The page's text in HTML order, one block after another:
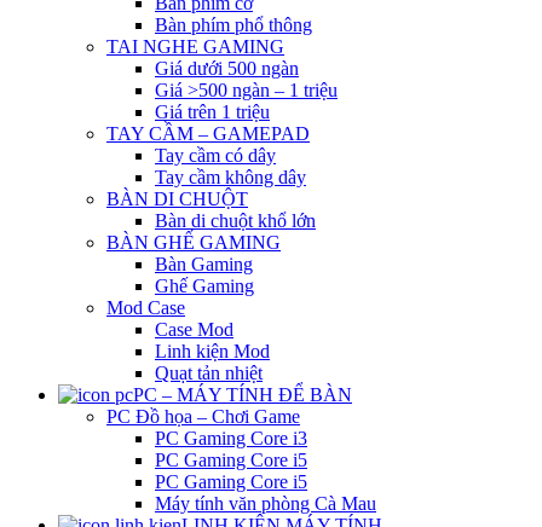
Bàn phím phổ thông
TAI NGHE GAMING
Giá dưới 500 ngàn
Giá >500 ngàn – 1 triệu
Giá trên 1 triệu
TAY CẦM – GAMEPAD
Tay cầm có dây
Tay cầm không dây
BÀN DI CHUỘT
Bàn di chuột khổ lớn
BÀN GHẾ GAMING
Bàn Gaming
Ghế Gaming
Mod Case
Case Mod
Linh kiện Mod
Quạt tản nhiệt
PC – MÁY TÍNH ĐỂ BÀN
PC Đồ họa – Chơi Game
PC Gaming Core i3
PC Gaming Core i5
PC Gaming Core i5
Máy tính văn phòng Cà Mau